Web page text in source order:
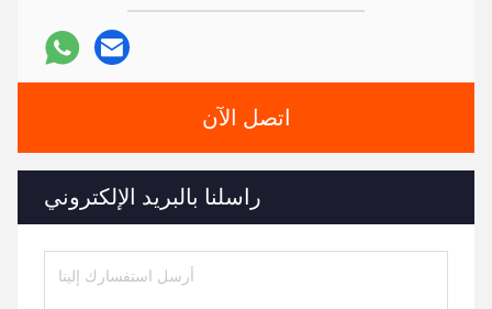
اتصل الآن
راسلنا بالبريد الإلكتروني